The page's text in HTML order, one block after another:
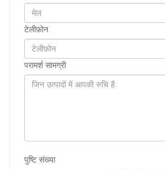
टेलीफ़ोन
परामर्श सामग्री
पुष्टि संख्या